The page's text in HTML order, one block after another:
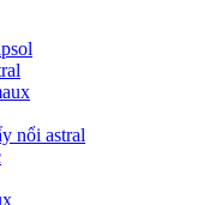
nổi astral